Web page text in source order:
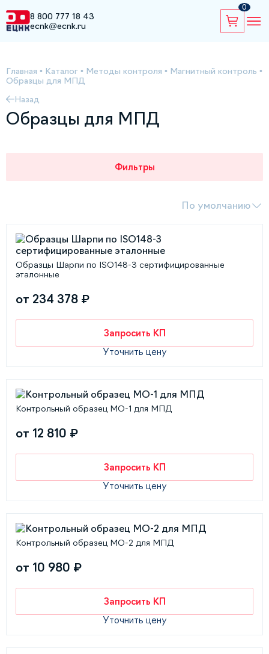
8 800 777 18 43
ecnk@ecnk.ru
0
Главная • Каталог • Методы контроля • Магнитный контроль •
Образцы для МПД
Назад
Образцы для МПД
Фильтры
По умолчанию
Образцы Шарпи по ISO148-3 сертифицированные
эталонные
от 234 378 ₽
Запросить КП
Уточнить цену
Контрольный образец МО-1 для МПД
от 12 810 ₽
Запросить КП
Уточнить цену
Контрольный образец МО-2 для МПД
от 10 980 ₽
Запросить КП
Уточнить цену